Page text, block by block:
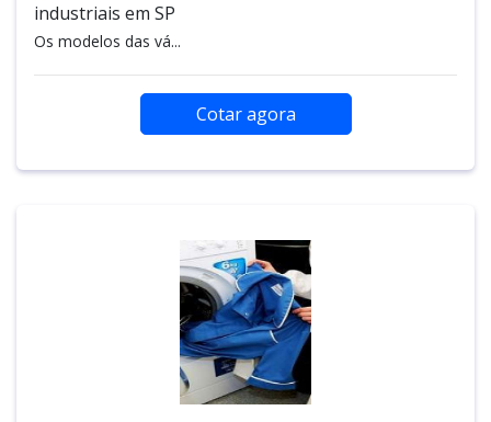
industriais em SP
Os modelos das vá...
Cotar agora